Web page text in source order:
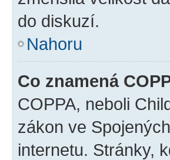
do diskuzí.
Nahoru
Co znamená
COPPA, neboli
zákon ve
internetu. Stránky,